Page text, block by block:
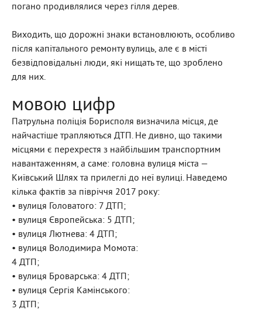
погано продивлялися через гілля дерев.
Виходить, що дорожні знаки встановлюють, особливо
після капітального ремонту вулиць, але є в місті
безвідповідальні люди, які нищать те, що зроблено
для них.
мовою цифр
Патрульна поліція Борисполя визначила місця, де
найчастіше трапляються ДТП. Не дивно, що такими
місцями є перехрестя з найбільшим транспортним
навантаженням, а саме: головна вулиця міста —
Київський Шлях та прилеглі до неї вулиці. Наведемо
кілька фактів за півріччя 2017 року:
• вулиця Головатого: 7 ДТП;
• вулиця Європейська: 5 ДТП;
• вулиця Лютнева: 4 ДТП;
• вулиця Володимира Момота:
4 ДТП;
• вулиця Броварська: 4 ДТП;
• вулиця Сергія Камінського:
3 ДТП;